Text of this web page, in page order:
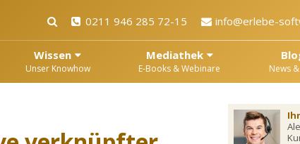
0211 946 285 72-15 info@erlebe-
Wissen
Unser Knowhow
Mediathek
E-Books & Webinare News